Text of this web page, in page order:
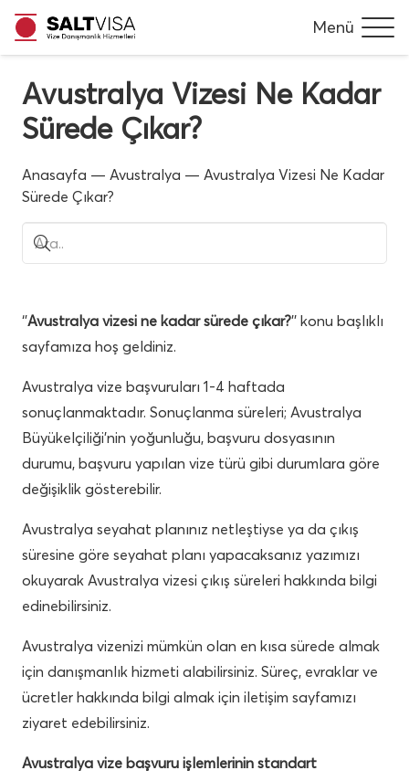
Menü
Avustralya Vizesi Ne Kadar
Sürede Çıkar?
Anasayfa — Avustralya — Avustralya Vizesi Ne Kadar
Sürede Çıkar?
‘’Avustralya vizesi ne kadar sürede çıkar?’’ konu başlıklı
sayfamıza hoş geldiniz.
Avustralya vize başvuruları 1-4 haftada
sonuçlanmaktadır. Sonuçlanma süreleri; Avustralya
Büyükelçiliği’nin yoğunluğu, başvuru dosyasının
durumu, başvuru yapılan vize türü gibi durumlara göre
değişiklik gösterebilir.
Avustralya seyahat planınız netleştiyse ya da çıkış
süresine göre seyahat planı yapacaksanız yazımızı
okuyarak Avustralya vizesi çıkış süreleri hakkında bilgi
edinebilirsiniz.
Avustralya vizenizi mümkün olan en kısa sürede almak
için danışmanlık hizmeti alabilirsiniz. Süreç, evraklar ve
ücretler hakkında bilgi almak için iletişim sayfamızı
ziyaret edebilirsiniz.
Avustralya vize başvuru işlemlerinin standart